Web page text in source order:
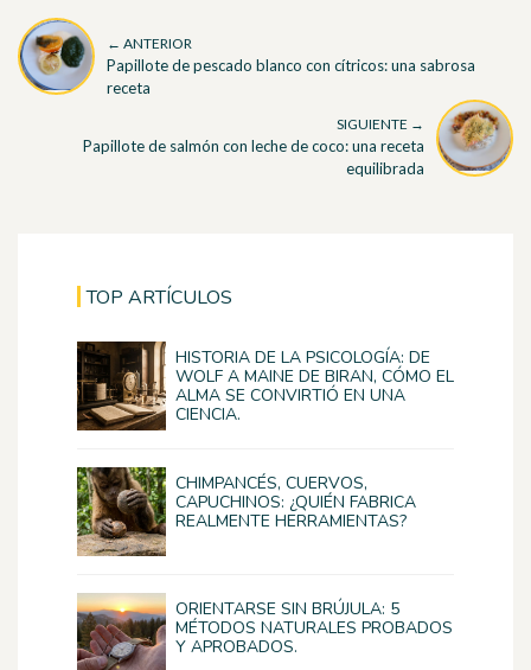
← ANTERIOR
Papillote de pescado blanco con cítricos: una sabrosa
receta
SIGUIENTE →
Papillote de salmón con leche de coco: una receta
equilibrada
TOP ARTÍCULOS
HISTORIA DE LA PSICOLOGÍA: DE
WOLF A MAINE DE BIRAN, CÓMO EL
ALMA SE CONVIRTIÓ EN UNA
CIENCIA.
CHIMPANCÉS, CUERVOS,
CAPUCHINOS: ¿QUIÉN FABRICA
REALMENTE HERRAMIENTAS?
ORIENTARSE SIN BRÚJULA: 5
MÉTODOS NATURALES PROBADOS
Y APROBADOS.